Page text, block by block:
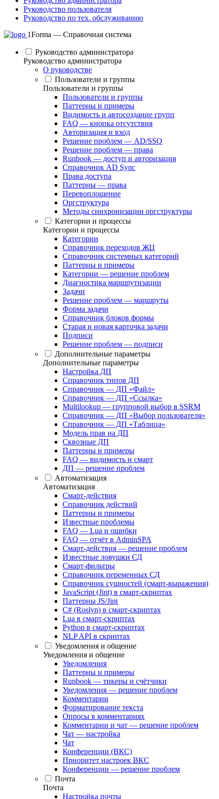
Руководство пользователя
Руководство по тех. обслуживанию
1Forma — Справочная система
Руководство администратора
Руководство администратора
О руководстве
Пользователи и группы
Пользователи и группы
Пользователи и группы
Паттерны и примеры
Видимость и автосоздание групп
FAQ — кнопка отсутствия
Авторизация и вход
Решение проблем — AD/SSO
Решение проблем — права
Runbook — доступ и авторизация
Справочник AD Sync
Права доступа
Паттерны — права
Перевоплощение
Оргструктура
Методы синхронизации оргструктуры
Категории и процессы
Категории и процессы
Категории
Справочник переходов ЖЦ
Справочник системных категорий
Паттерны и примеры
Категории — решение проблем
Диагностика маршрутизации
Задачи
Решение проблем — маршруты
Форма задачи
Справочник блоков формы
Старая и новая карточка задачи
Подписи
Решение проблем — подписи
Дополнительные параметры
Дополнительные параметры
Настройка ДП
Справочник типов ДП
Справочник — ДП «Файл»
Справочник — ДП «Ссылка»
Multilookup — групповой выбор в SSRM
Справочник — ДП «Выбор пользователя»
Справочник — ДП «Таблица»
Модель прав на ДП
Сквозные ДП
Паттерны и примеры
FAQ — видимость и смарт
ДП — решение проблем
Автоматизация
Автоматизация
Смарт-действия
Справочник действий
Паттерны и примеры
Известные проблемы
FAQ — Lua и ошибки
FAQ — отчёт в AdminSPA
Смарт-действия — решение проблем
Известные ловушки СД
Смарт-фильтры
Справочник переменных СД
Справочник сущностей (смарт-выражения)
JavaScript (Jint) в смарт-скриптах
Паттерны JS/Jint
C# (Roslyn) в смарт-скриптах
Lua в смарт-скриптах
Python в смарт-скриптах
NLP API в скриптах
Уведомления и общение
Уведомления и общение
Уведомления
Паттерны и примеры
Runbook — тикеры и счётчики
Уведомления — решение проблем
Комментарии
Форматирование текста
Опросы в комментариях
Комментарии и чат — решение проблем
Чат — настройка
Чат
Конференции (ВКС)
Приоритет настроек ВКС
Конференции — решение проблем
Почта
Почта
Настройка почты